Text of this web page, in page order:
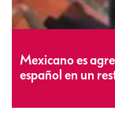
Mexicano es
español en un